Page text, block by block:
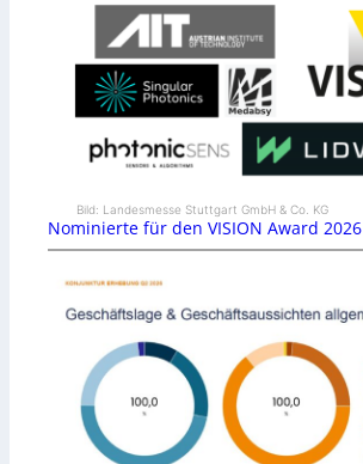
Bild: Landesmesse Stuttgart GmbH & Co. KG
Nominierte für den VISION Award 2026